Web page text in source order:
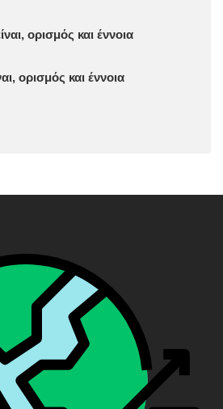
ορισμός και έννοια
ορισμός και έννοια